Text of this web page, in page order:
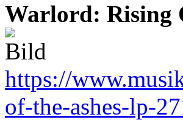
Warlord: Rising
https://
of-the-ashes-lp-